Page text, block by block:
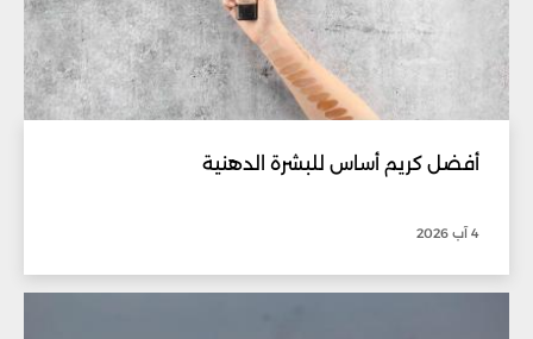
أفضل كريم أساس للبشرة الدهنية
4 آب 2026